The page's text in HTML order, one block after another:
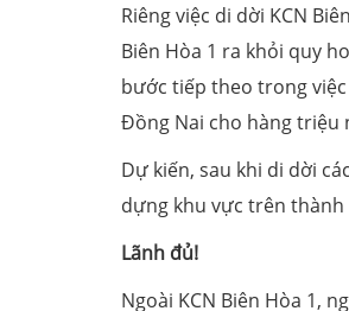
Riêng việc di dời KCN
Biên Hòa 1 ra khỏi quy
bước tiếp theo trong
Đồng Nai cho hàng triệu
Dự kiến, sau khi di dời
dựng khu vực trên
Lãnh đủ!
Ngoài KCN Biên Hòa 1,